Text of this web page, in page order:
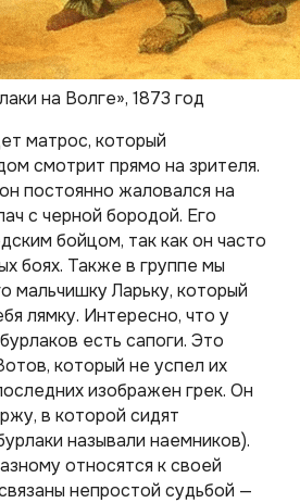
на Волге», 1873 год
матрос, который
смотрит прямо на зрителя.
постоянно жаловался на
с черной бородой. Его
бойцом, так как он часто
боях. Также в группе мы
мальчишку Ларьку, который
лямку. Интересно, что у
есть сапоги. Это
который не успел их
изображен грек. Он
в которой сидят
называли наемников).
относятся к своей
непростой судьбой —